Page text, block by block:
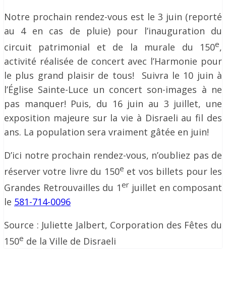
Notre prochain rendez-vous est le 3 juin (reporté
au 4 en cas de pluie) pour l’inauguration du
circuit patrimonial et de la murale du 150e,
activité réalisée de concert avec l’Harmonie pour
le plus grand plaisir de tous! Suivra le 10 juin à
l’Église Sainte-Luce un concert son-images à ne
pas manquer! Puis, du 16 juin au 3 juillet, une
exposition majeure sur la vie à Disraeli au fil des
ans. La population sera vraiment gâtée en juin!
D’ici notre prochain rendez-vous, n’oubliez pas de
réserver votre livre du 150e et vos billets pour les
Grandes Retrouvailles du 1erjuillet en composant
le 581-714-0096
Source : Juliette Jalbert, Corporation des Fêtes du
150e de la Ville de Disraeli